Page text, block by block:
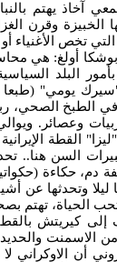
آخاذ يهتم
وقرن
تخص الأغنياء
بابوشكا أولغ: هي
البلد
"سيرك يومي"
الطبخ الصحي،
مربيات
السن هنا..
دم، حكاءة
وتحدثها عن
تهتم
كيريتش
الاسمنت والحديد،
أن